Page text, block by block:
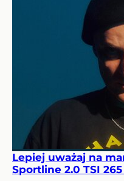
Lepiej uważaj na
Sportline 2.0 TSI 265